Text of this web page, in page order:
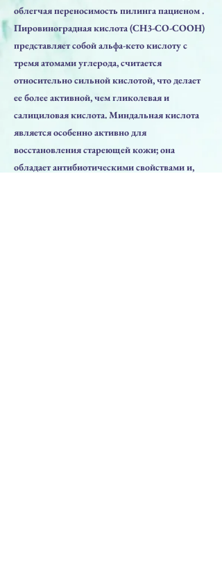
облегчая переносимость пилинга пациеном .
Пировиноградная кислота (СН3-СО-СООН)
представляет собой альфа-кето кислотy с
тремя атомами углерода, считается
относительно сильной кислотой, что делает
ее более активной, чем гликолевая и
салициловая кислота. Миндальная кислота
является особенно активно для
восстановления стареющей кожи; она
обладает антибиотическими свойствами и,